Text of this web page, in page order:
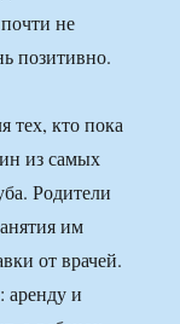
не
позитивно.
тех, кто пока
из самых
Родители
им
от врачей.
аренду и